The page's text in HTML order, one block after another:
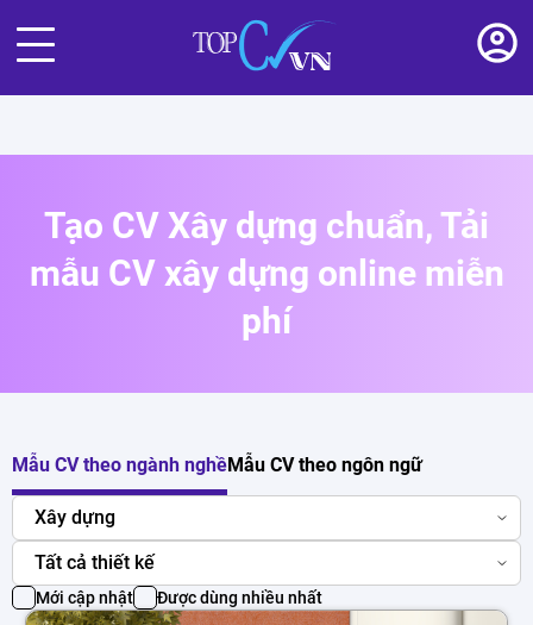
Tạo CV Xây dựng chuẩn, Tải
mẫu CV xây dựng online miễn
phí
Mẫu CV theo ngành nghềMẫu CV theo ngôn ngữ
Xây dựng
Tất cả thiết kế
Mới cập nhật Được dùng nhiều nhất